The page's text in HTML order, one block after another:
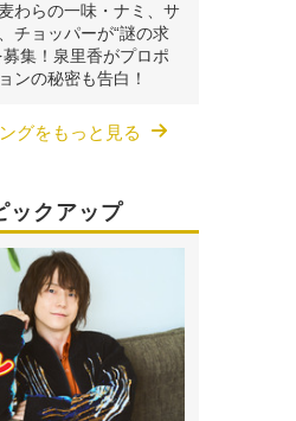
わらの一味・ナミ、サ
チョッパーが“謎の求
募集！泉里香がプロポ
ンの秘密も告白！
グをもっと見る
ックアップ